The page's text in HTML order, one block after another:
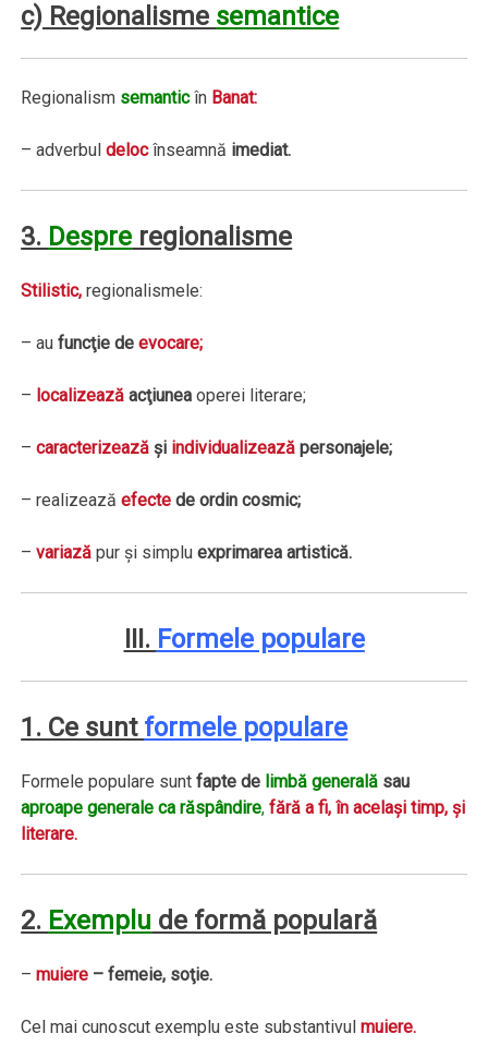
c) Regionalisme semantice
Regionalism semanticîn Banat:
– adverbuldelocînseamnă imediat.
3. Despre regionalisme
Stilistic, regionalismele:
– aufuncţie deevocare;
– localizează acţiunea operei literare;
–caracterizează şi individualizează personajele;
– realizeazăefecte de ordin cosmic;
–variază pur şi simpluexprimarea artistică.
III. Formele populare
1. Ce sunt formele populare
Formele populare suntfapte de limbă generală sau
aproape generale ca răspândire, fără a fi, în acelaşi timp, şi
literare.
2. Exemplu de formă populară
–muiere – femeie, soţie.
Cel mai cunoscut exemplu este substantivulmuiere.